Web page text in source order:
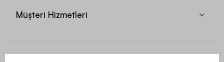
Müşteri Hizmetleri